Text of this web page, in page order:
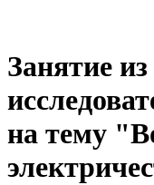
Занятие
на тему